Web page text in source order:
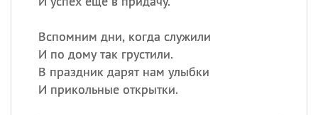
Вспомним дни, когда служили
И по дому так грустили.
В праздник дарят нам улыбки
И прикольные открытки.